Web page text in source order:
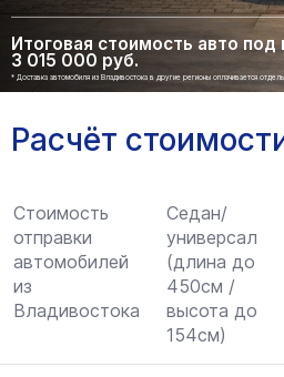
Итоговая стоимость авто под
3 015 000 руб.
* Доставка автомобиля из Владивостока в другие регионы оплачивается
Расчёт
Стоимость
отправки
автомобилей
из
Владивостока
Седан/
универсал
(длина до
450см /
высота до
154см)